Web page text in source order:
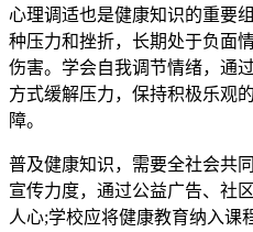
心理调适也是健康知识的重要
种压力和挫折，长期处于负面
伤害。学会自我调节情绪，通
方式缓解压力，保持积极乐观
障。
普及健康知识，需要全社会共
宣传力度，通过公益广告、社
人心;学校应将健康教育纳入课